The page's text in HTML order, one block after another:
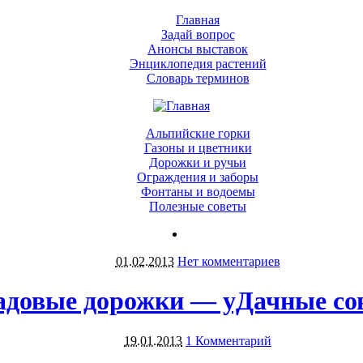
Главная
Задай вопрос
Анонсы выставок
Энциклопедия растений
Словарь терминов
Альпийские горки
Газоны и цветники
Дорожки и ручьи
Ограждения и заборы
Фонтаны и водоемы
Полезные советы
01.02.2013 Нет комментариев
дорожки — уДачные
19.01.2013 1 Комментарий